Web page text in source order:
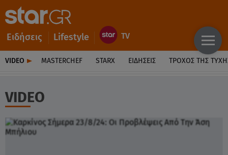
Ειδήσεις Lifestyle
VIDEO MASTERCHEF STARX ΕΙΔΉΣΕΙΣ ΤΡΟΧΌΣ ΤΗΣ
VIDEO